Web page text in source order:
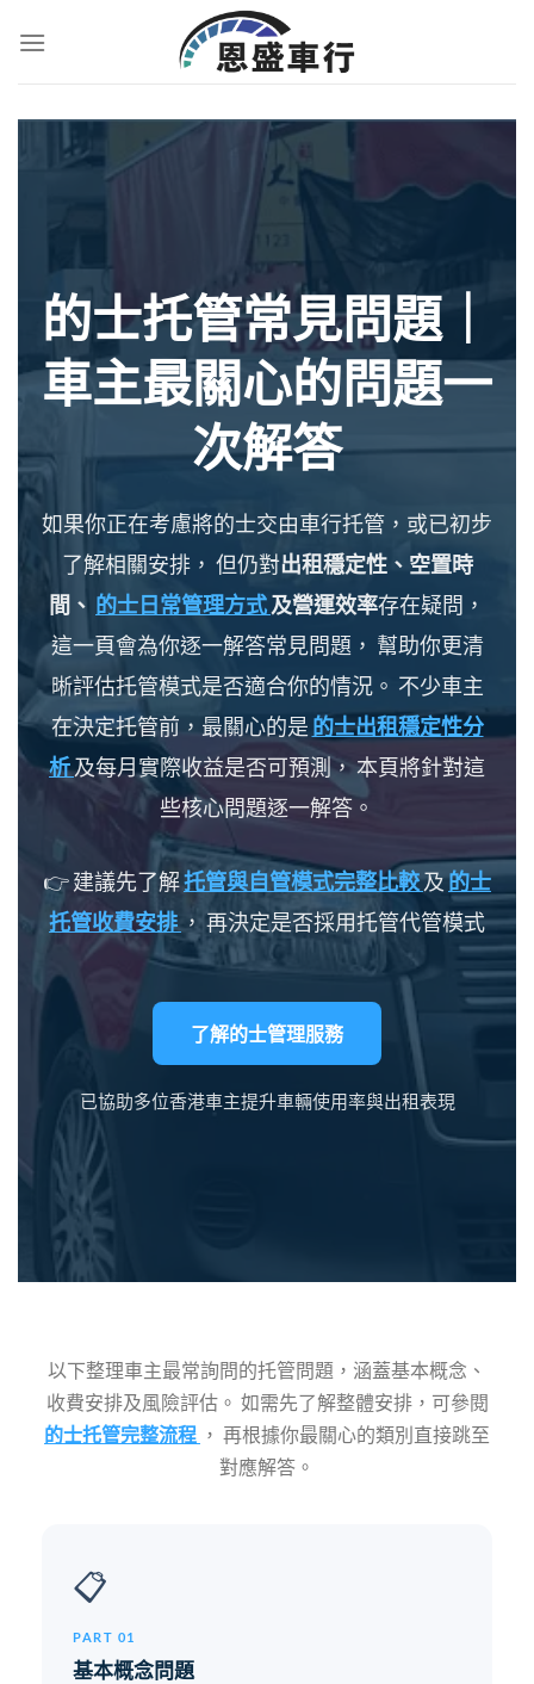
的士托管常見問題｜
車主最關心的問題一
次解答
如果你正在考慮將的士交由車行托管，或已初步
了解相關安排， 但仍對出租穩定性、空置時
間、 的士日常管理方式及營運效率存在疑問，
這一頁會為你逐一解答常見問題， 幫助你更清
晰評估托管模式是否適合你的情況。 不少車主
在決定托管前，最關心的是 的士出租穩定性分
析及每月實際收益是否可預測， 本頁將針對這
些核心問題逐一解答。
👉 建議先了解托管與自管模式完整比較及的士
托管收費安排 ， 再決定是否採用托管代管模式
了解的士管理服務
已協助多位香港車主提升車輛使用率與出租表現
以下整理車主最常詢問的托管問題，涵蓋基本概念、
收費安排及風險評估。 如需先了解整體安排，可參閱
的士托管完整流程 ， 再根據你最關心的類別直接跳至
對應解答。
📋
PART 01
基本概念問題